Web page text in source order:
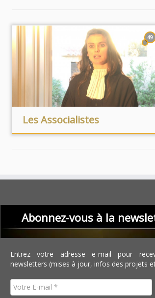
49
Les Associalistes
Abonnez-vous à la
Entrez votre adresse e-mail pour
newsletters (mises à jour, infos des projets